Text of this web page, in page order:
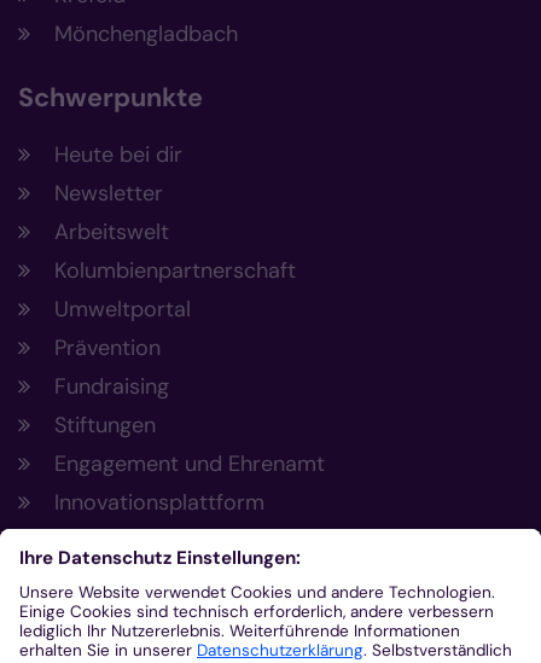
Mönchengladbach
Schwerpunkte
Heute bei dir
Newsletter
Arbeitswelt
Kolumbienpartnerschaft
Umweltportal
Prävention
Fundraising
Stiftungen
Engagement und Ehrenamt
Innovationsplattform
Aus der Plattform
Nachrichten